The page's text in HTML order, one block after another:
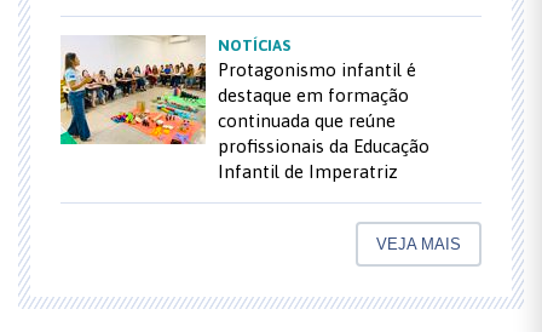
NOTÍCIAS
Protagonismo infantil é
destaque em formação
continuada que reúne
profissionais da Educação
Infantil de Imperatriz
VEJA MAIS